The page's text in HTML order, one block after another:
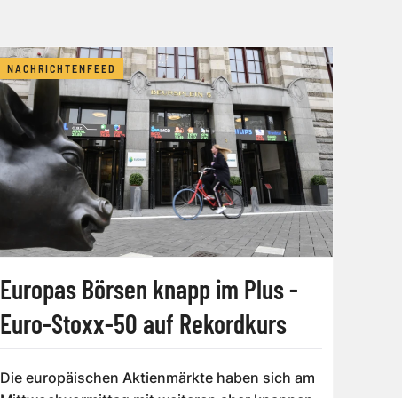
NACHRICHTENFEED
Europas Börsen knapp im Plus -
Euro-Stoxx-50 auf Rekordkurs
Die europäischen Aktienmärkte haben sich am